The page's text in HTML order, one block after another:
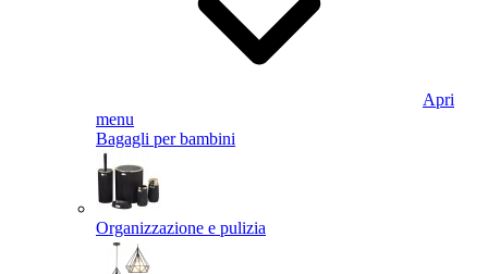
Apri
menu
Bagagli per bambini
Organizzazione e pulizia